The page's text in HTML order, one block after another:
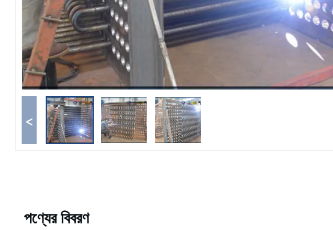
<
পণ্যের বিবরণ